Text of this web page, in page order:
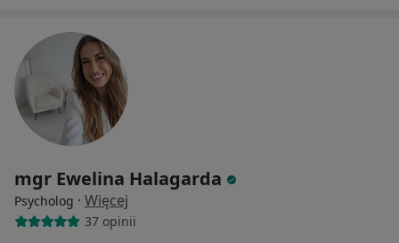
mgr Ewelina Halagarda
Psycholog · Więcej
37 opinii